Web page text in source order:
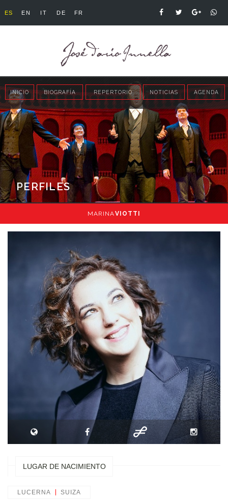
ES EN IT DE FR
INICIO BIOGRAFÍA REPERTORIO NOTICIAS AGENDA
PERFILES
MARINAVIOTTI
LUGAR DE NACIMIENTO
LUCERNA SUIZA